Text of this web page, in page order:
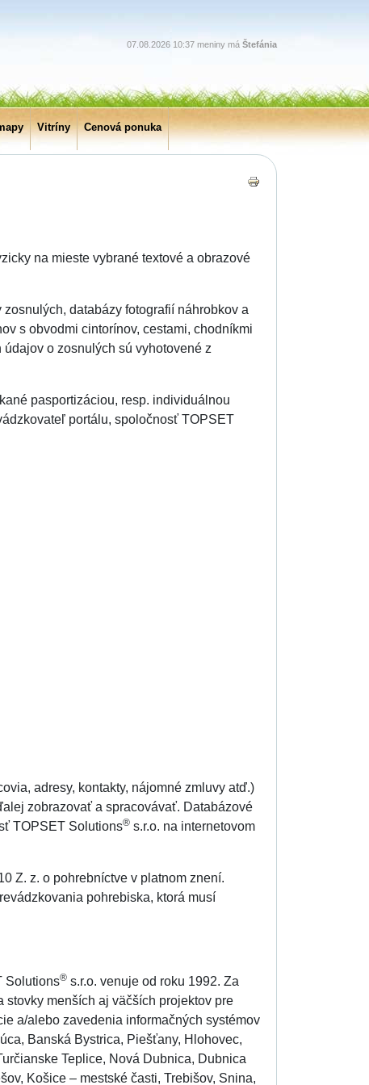
07.08.2026 10:37 meniny má Štefánia
Vitríny Cenová ponuka
na mieste vybrané textové a obrazové
databázy fotografií náhrobkov a
s obvodmi cintorínov, cestami, chodníkmi
o zosnulých sú vyhotovené z
pasportizáciou, resp. individuálnou
portálu, spoločnosť TOPSET
adresy, kontakty, nájomné zmluvy atď.)
zobrazovať a spracovávať. Databázové
TOPSET Solutions® s.r.o. na internetovom
Z. z. o pohrebníctve v platnom znení.
pohrebiska, ktorá musí
Solutions® s.r.o. venuje od roku 1992. Za
menších aj väčších projektov pre
a/alebo zavedenia informačných systémov
Banská Bystrica, Piešťany, Hlohovec,
Teplice, Nová Dubnica, Dubnica
Košice – mestské časti, Trebišov, Snina,